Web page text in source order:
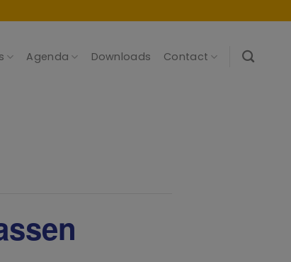
Agenda Downloads Contact